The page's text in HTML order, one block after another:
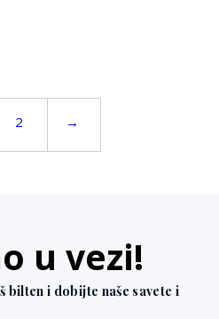
2 →
u vezi!
bilten i dobijte naše savete i